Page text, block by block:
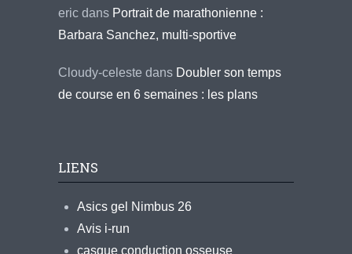
eric dans Portrait de marathonienne :
Barbara Sanchez, multi-sportive
Cloudy-celeste dans Doubler son temps
de course en 6 semaines : les plans
LIENS
Asics gel Nimbus 26
Avis i-run
casque conduction osseuse